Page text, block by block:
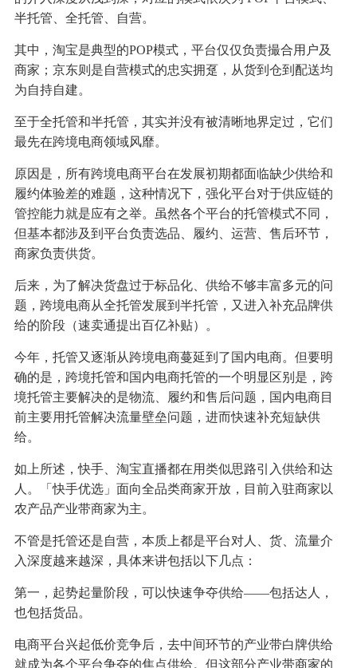
半托管、全托管、自营。
其中，淘宝是典型的POP模式，平台仅仅负责撮合用户及
商家；京东则是自营模式的忠实拥趸，从货到仓到配送均
为自持自建。
至于全托管和半托管，其实并没有被清晰地界定过，它们
最先在跨境电商领域风靡。
原因是，所有跨境电商平台在发展初期都面临缺少供给和
履约体验差的难题，这种情况下，强化平台对于供应链的
管控能力就是应有之举。虽然各个平台的托管模式不同，
但基本都涉及到平台负责选品、履约、运营、售后环节，
商家负责供货。
后来，为了解决货盘过于标品化、供给不够丰富多元的问
题，跨境电商从全托管发展到半托管，又进入补充品牌供
给的阶段（速卖通提出百亿补贴）。
今年，托管又逐渐从跨境电商蔓延到了国内电商。但要明
确的是，跨境托管和国内电商托管的一个明显区别是，跨
境托管主要解决的是物流、履约和售后问题，国内电商目
前主要用托管解决流量壁垒问题，进而快速补充短缺供
给。
如上所述，快手、淘宝直播都在用类似思路引入供给和达
人。「快手优选」面向全品类商家开放，目前入驻商家以
农产品产业带商家为主。
不管是托管还是自营，本质上都是平台对人、货、流量介
入深度越来越深，具体来讲包括以下几点：
第一，起势起量阶段，可以快速争夺供给——包括达人，
也包括货品。
电商平台兴起低价竞争后，去中间环节的产业带白牌供给
就成为各个平台争夺的焦点供给。但这部分产业带商家的